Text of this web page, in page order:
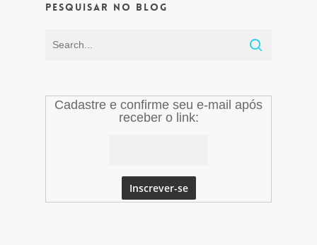
Pesquisar no Blog
Cadastre e confirme seu e-mail após
receber o link: